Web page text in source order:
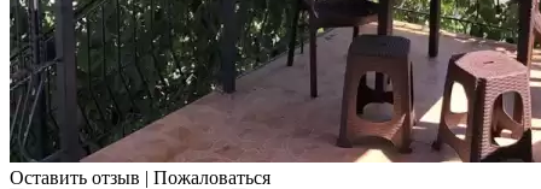
Оставить отзыв | Пожаловаться